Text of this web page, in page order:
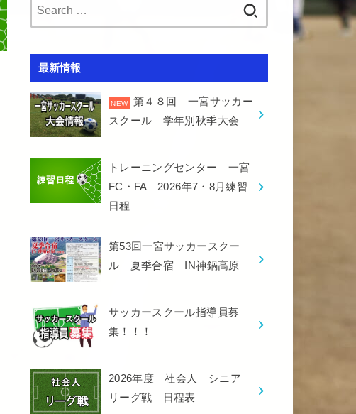
最新情報
第４８回 一宮サッカー
スクール 学年別秋季大会
トレーニングセンター 一宮
FC・FA 2026年7・8月練習
日程
第53回一宮サッカースクー
ル 夏季合宿 IN神鍋高原
サッカースクール指導員募
集！！！
2026年度 社会人 シニア
リーグ戦 日程表